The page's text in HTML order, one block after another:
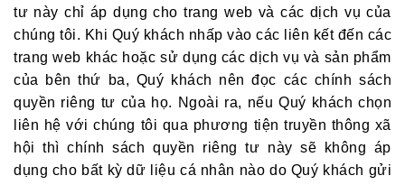
tư này chỉ áp dụng cho trang web và các dịch vụ của
chúng tôi. Khi Quý khách nhấp vào các liên kết đến các
trang web khác hoặc sử dụng các dịch vụ và sản phẩm
của bên thứ ba, Quý khách nên đọc các chính sách
quyền riêng tư của họ. Ngoài ra, nếu Quý khách chọn
liên hệ với chúng tôi qua phương tiện truyền thông xã
hội thì chính sách quyền riêng tư này sẽ không áp
dụng cho bất kỳ dữ liệu cá nhân nào do Quý khách gửi